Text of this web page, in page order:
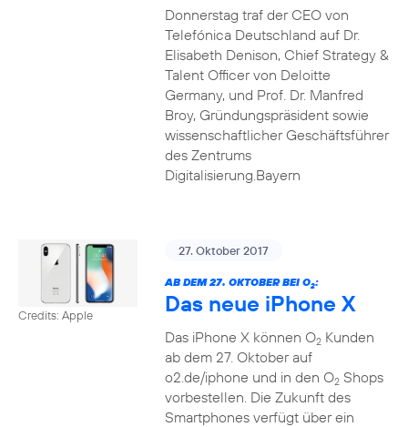
Donnerstag traf der CEO von
Telefónica Deutschland auf Dr.
Elisabeth Denison, Chief Strategy &
Talent Officer von Deloitte
Germany, und Prof. Dr. Manfred
Broy, Gründungspräsident sowie
wissenschaftlicher Geschäftsführer
des Zentrums
Digitalisierung.Bayern
Credits: Apple
27. Oktober 2017
AB DEM 27. OKTOBER BEI O2:
Das neue iPhone X
Das iPhone X können O2Kunden
ab dem 27. Oktober auf
o2.de/iphone und in den O2Shops
vorbestellen. Die Zukunft des
Smartphones verfügt über ein